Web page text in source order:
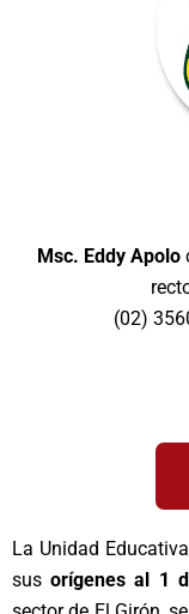
Msc. Eddy Apolo
(02)
La Unidad
susorígenes al 1